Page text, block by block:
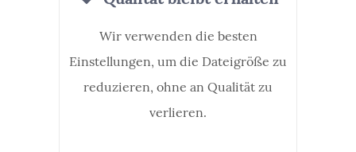
Wir verwenden die besten
Einstellungen, um die Dateigröße zu
reduzieren, ohne an Qualität zu
verlieren.